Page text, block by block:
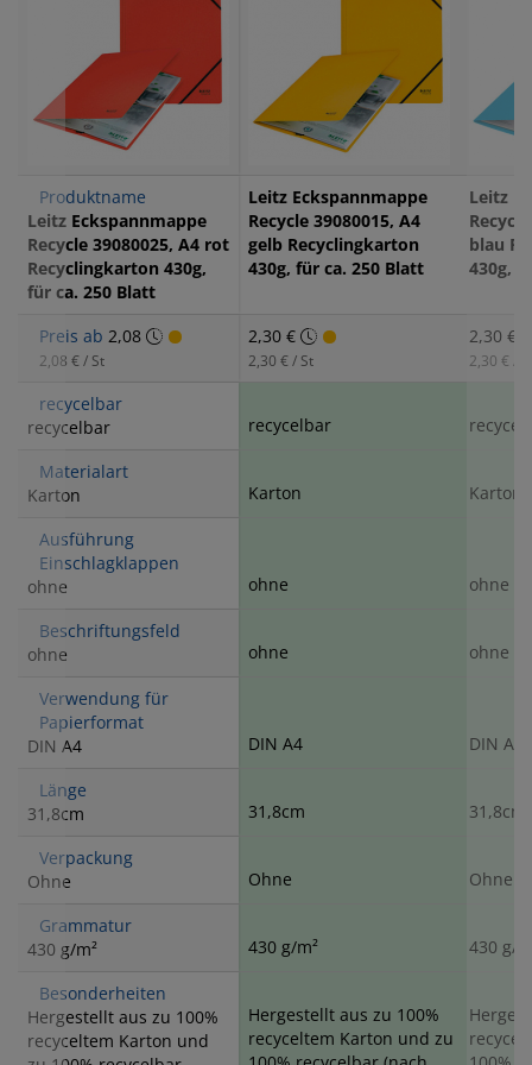
Produktname
Leitz Eckspannmappe
Recycle 39080025, A4 rot
Recyclingkarton 430g,
für ca. 250 Blatt
Leitz Eckspannmappe
Recycle 39080015, A4
gelb Recyclingkarton
430g, für ca. 250 Blatt
Leitz
blau
430g,
Preis ab 2,08
2,08 € / St
2,30 €
2,30 € / St
2,30 €
2,30 € /
recycelbar
recycelbar
recycelbar
Materialart
Karton
Karton Karton
Ausführung
Einschlagklappen
ohne
ohne ohne
Beschriftungsfeld
ohne
ohne ohne
Verwendung für
Papierformat
DIN A4
DIN A4 DIN A4
Länge
31,8cm
31,8cm 31,8cm
Verpackung
Ohne
Ohne Ohne
Grammatur
430 g/m²
430 g/m² 430 g/
Besonderheiten
Hergestellt aus zu 100%
recyceltem Karton und
Hergestellt aus zu 100%
recyceltem Karton und zu